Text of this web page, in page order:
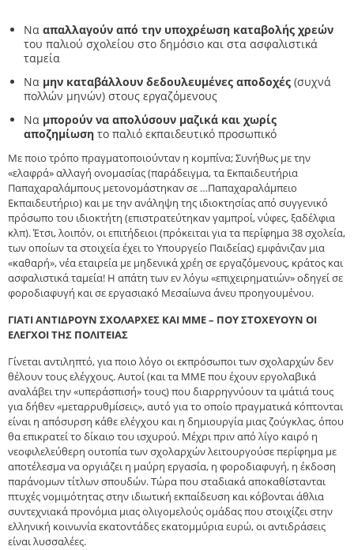
Να απαλλαγούν από την υποχρέωση καταβολής χρεών
του παλιού σχολείου στο δημόσιο και στα ασφαλιστικά
ταμεία
Να μην καταβάλλουν δεδουλευμένες αποδοχές (συχνά
πολλών μηνών) στους εργαζόμενους
Να μπορούν να απολύσουν μαζικά και χωρίς
αποζημίωση το παλιό εκπαιδευτικό προσωπικό
Με ποιο τρόπο πραγματοποιούνταν η κομπίνα; Συνήθως με την
«ελαφρά» αλλαγή ονομασίας (παράδειγμα, τα Εκπαιδευτήρια
Παπαχαραλάμπους μετονομάστηκαν σε …Παπαχαραλάμπειο
Εκπαιδευτήριο) και με την ανάληψη της ιδιοκτησίας από συγγενικό
πρόσωπο του ιδιοκτήτη (επιστρατεύτηκαν γαμπροί, νύφες, ξαδέλφια
κλπ). Έτσι, λοιπόν, οι επιτήδειοι (πρόκειται για τα περίφημα 38 σχολεία,
των οποίων τα στοιχεία έχει το Υπουργείο Παιδείας) εμφάνιζαν μια
«καθαρή», νέα εταιρεία με μηδενικά χρέη σε εργαζόμενους, κράτος και
ασφαλιστικά ταμεία! Η απάτη των εν λόγω «επιχειρηματιών» οδηγεί σε
φοροδιαφυγή και σε εργασιακό Μεσαίωνα άνευ προηγουμένου.
ΓΙΑΤΙ ΑΝΤΙΔΡΟΥΝ ΣΧΟΛΑΡΧΕΣ ΚΑΙ ΜΜΕ – ΠΟΥ ΣΤΟΧΕΥΟΥΝ ΟΙ
ΕΛΕΓΧΟΙ ΤΗΣ ΠΟΛΙΤΕΙΑΣ
Γίνεται αντιληπτό, για ποιο λόγο οι εκπρόσωποι των σχολαρχών δεν
θέλουν τους ελέγχους. Αυτοί (και τα ΜΜΕ που έχουν εργολαβικά
αναλάβει την «υπεράσπισή» τους) που διαρρηγνύουν τα ιμάτιά τους
για δήθεν «μεταρρυθμίσεις», αυτό για το οποίο πραγματικά κόπτονται
είναι η απόσυρση κάθε ελέγχου και η δημιουργία μιας ζούγκλας, όπου
θα επικρατεί το δίκαιο του ισχυρού. Μέχρι πριν από λίγο καιρό η
νεοφιλελεύθερη ουτοπία των σχολαρχών λειτουργούσε περίφημα με
αποτέλεσμα να οργιάζει η μαύρη εργασία, η φοροδιαφυγή, η έκδοση
παράνομων τίτλων σπουδών. Τώρα που σταδιακά αποκαθίστανται
πτυχές νομιμότητας στην ιδιωτική εκπαίδευση και κόβονται άθλια
συντεχνιακά προνόμια μιας ολιγομελούς ομάδας που στοιχίζει στην
ελληνική κοινωνία εκατοντάδες εκατομμύρια ευρώ, οι αντιδράσεις
είναι λυσσαλέες.